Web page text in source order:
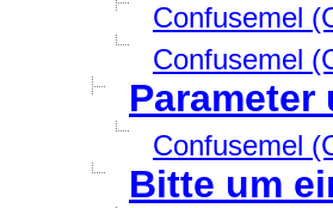
Confusemel
Confusemel
Confusemel
Bitte um